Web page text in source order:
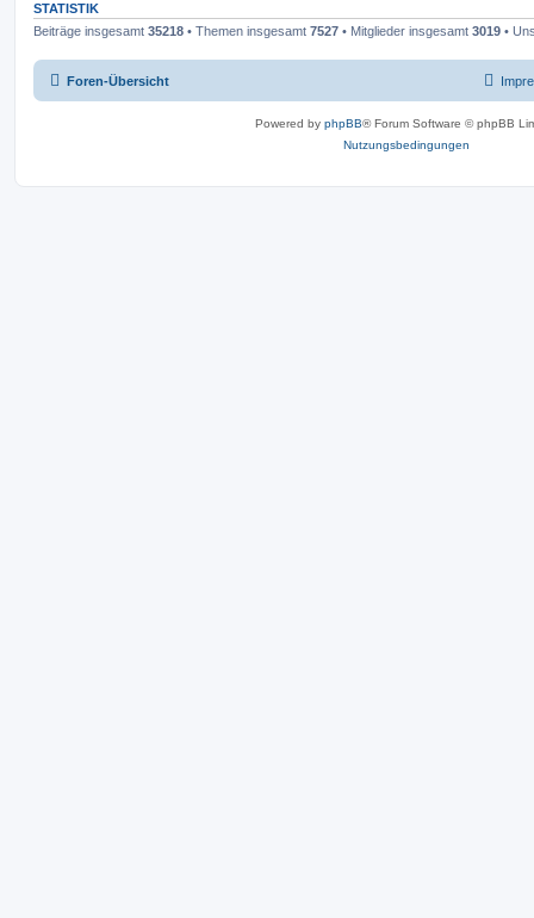
STATISTIK
Beiträge insgesamt 35218 • Themen insgesamt 7527 • Mitglieder insgesamt 3019 •
Foren-Übersicht
Powered by phpBB® Forum Software © phpBB
Nutzungsbedingungen